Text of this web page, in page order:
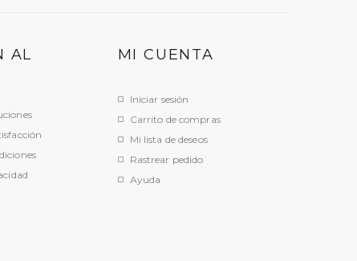
AL
MI CUENTA
Iniciar sesión
Carrito de compras
Mi lista de deseos
Rastrear pedido
Ayuda